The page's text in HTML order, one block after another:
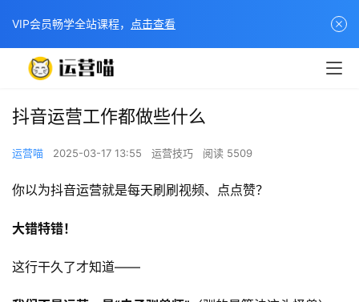
抖音运营工作都做些什么
运营喵 2025-03-17 13:55 运营技巧 阅读 5509
你以为抖音运营就是每天刷刷视频、点点赞？
大错特错！​
这行干久了才知道——
VIP会员畅学全站课程， 点击查看